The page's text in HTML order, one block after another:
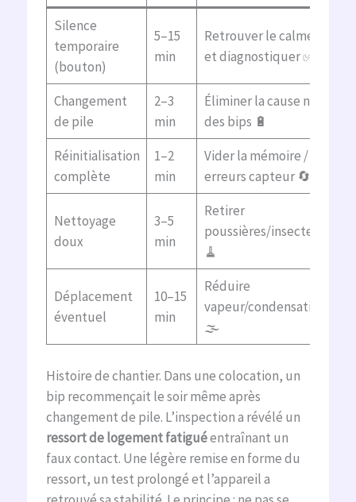
Silence
temporaire
(bouton)
5–15
min
Retrouver le calme
et diagnostiquer ✅
Changement
de pile
2–3
min
Éliminer la cause n°1
des bips 🔋
Réinitialisation
complète
1–2
min
Vider la mémoire /
erreurs capteur 🔄
Nettoyage
doux
3–5
min
Retirer
poussières/insectes
🧹
Déplacement
éventuel
10–15
min
Réduire
vapeur/condensation
🌫️
Histoire de chantier. Dans une colocation, un
bip recommençait le soir même après
changement de pile. L’inspection a révélé un
ressort de logement fatiguéentraînant un
faux contact. Une légère remise en forme du
ressort, un test prolongé et l’appareil a